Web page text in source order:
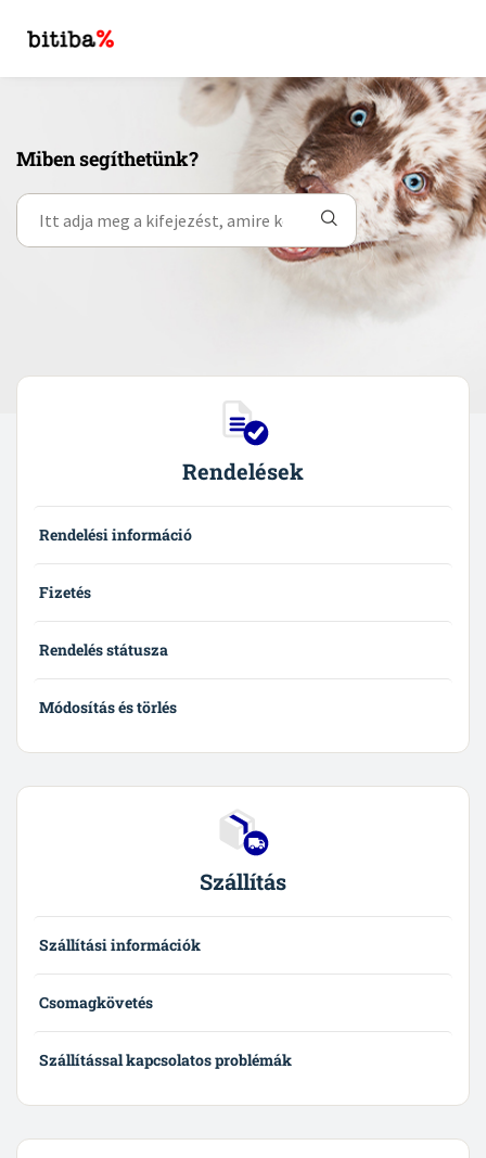
Miben segíthetünk?
Rendelések
Rendelési információ
Fizetés
Rendelés státusza
Módosítás és törlés
Szállítás
Szállítási információk
Csomagkövetés
Szállítással kapcsolatos problémák